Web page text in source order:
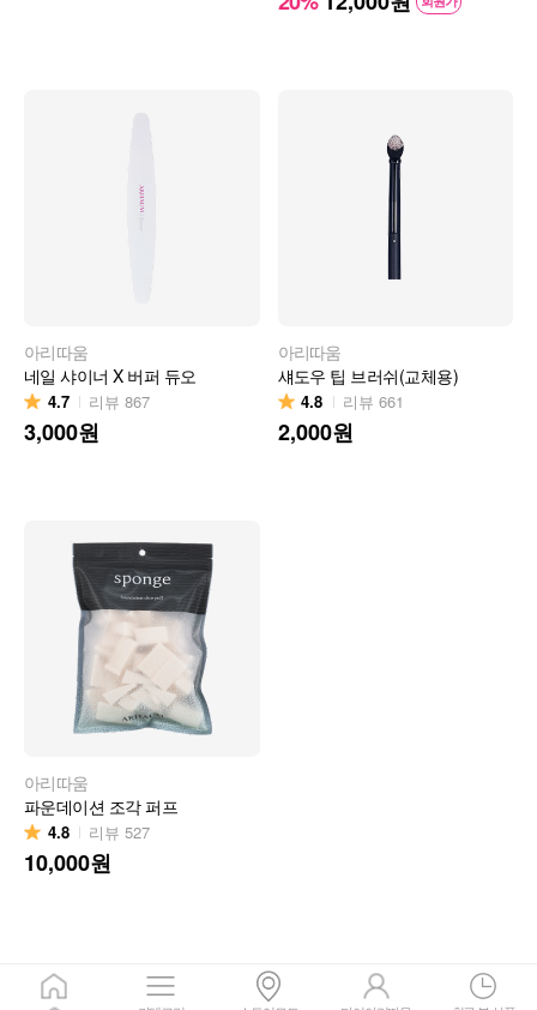
아리따움
네일 샤이너 X 버퍼 듀오
4.7 리뷰 867
3,000원
아리따움
섀도우 팁 브러쉬(교체용)
4.8 리뷰 661
2,000원
아리따움
파운데이션 조각 퍼프
4.8 리뷰 527
10,000원